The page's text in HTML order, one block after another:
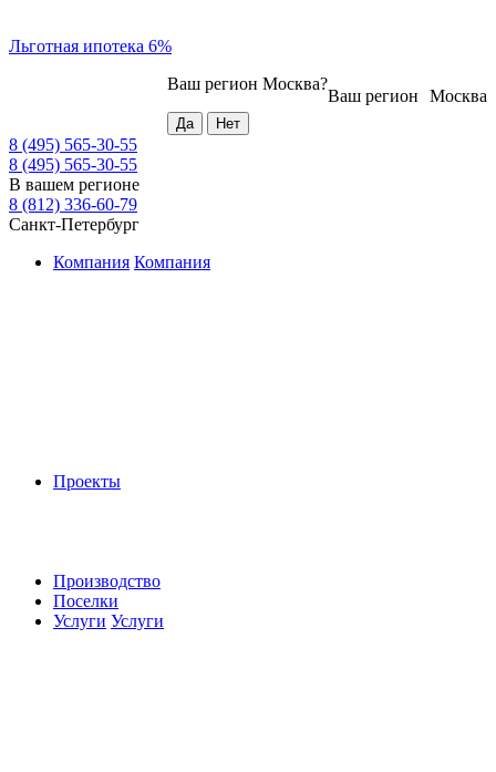
Льготная ипотека 6%
Москва
Ваш регион
Ваш регион Москва?
8 (495) 565-30-55
8 (495) 565-30-55
В вашем регионе
8 (812) 336-60-79
Санкт-Петербург
Компания Компания
Проекты
Производство
Поселки
Услуги Услуги